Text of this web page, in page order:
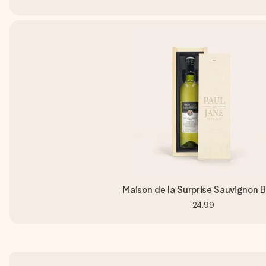
Maison de la Surprise Sauvignon
24,99